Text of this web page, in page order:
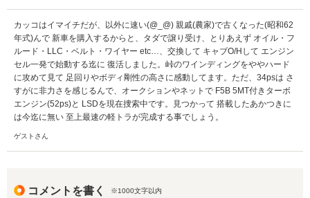
カッコはイマイチだが、以外に速い(@_@) 親戚(農家)で古くなった(昭和62
年式)んで 新車を購入するからと、タダで譲り受け、とりあえず オイル・フ
ルード・LLC・ベルト・ワイヤー etc…、交換して キャブO/Hして エンジン
セル一発で始動する迄に 復活しました。峠のワインディングをややハード
に攻めて見て 足回りやボディ剛性の高さに感動してます。ただ、34psは さ
すがに非力さを感じるんで、オークションやネットで F5B 5MT付きターボ
エンジン(52ps)と LSDを現在捜索中です。見つかって 搭載したあかつきに
は今迄に無い 至上最速の軽トラが完成する事でしょう。
ゲストさん
コメントを書く ※1000文字以内